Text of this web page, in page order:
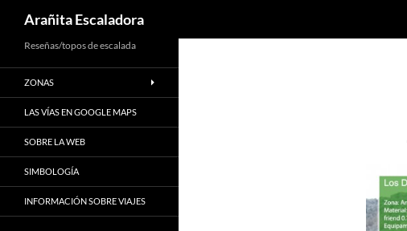
to
content
Arañita Escaladora
Reseñas/topos de escalada
ZONAS
LAS VÍAS EN GOOGLE MAPS
SOBRE LA WEB
SIMBOLOGÍA
INFORMACIÓN SOBRE VIAJES